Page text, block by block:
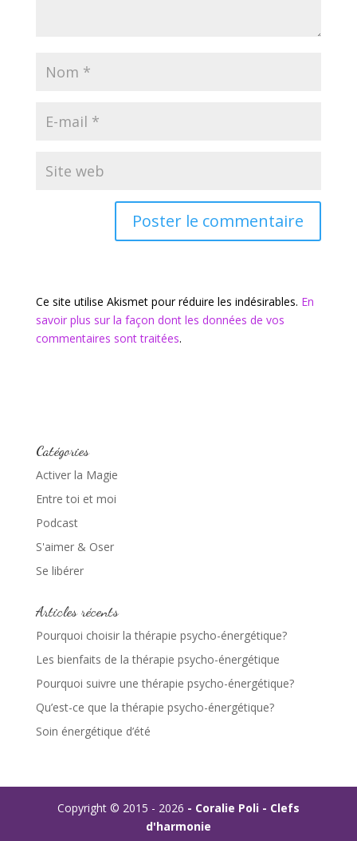
Ce site utilise Akismet pour réduire les indésirables. En
savoir plus sur la façon dont les données de vos
commentaires sont traitées.
Catégories
Activer la Magie
Entre toi et moi
Podcast
S'aimer & Oser
Se libérer
Articles récents
Pourquoi choisir la thérapie psycho-énergétique?
Les bienfaits de la thérapie psycho-énergétique
Pourquoi suivre une thérapie psycho-énergétique?
Qu’est-ce que la thérapie psycho-énergétique?
Soin énergétique d’été
Copyright © 2015 - 2026 - Coralie Poli - Clefs
d'harmonie